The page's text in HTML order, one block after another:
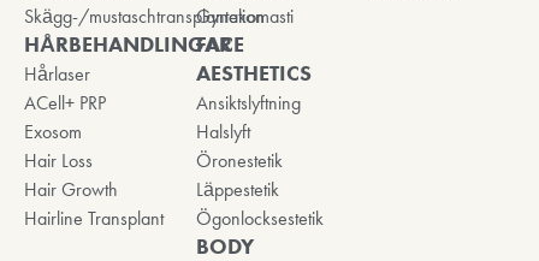
Skägg-/mustaschtransplantation
HÅRBEHANDLINGAR
Hårlaser
ACell+ PRP
Exosom
Hair Loss
Hair Growth
Hairline Transplant
Gynekomasti
FACE
AESTHETICS
Ansiktslyftning
Halslyft
Öronestetik
Läppestetik
Ögonlocksestetik
BODY